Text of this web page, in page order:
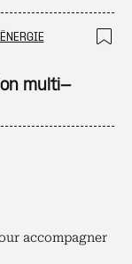
accompagner
multi-